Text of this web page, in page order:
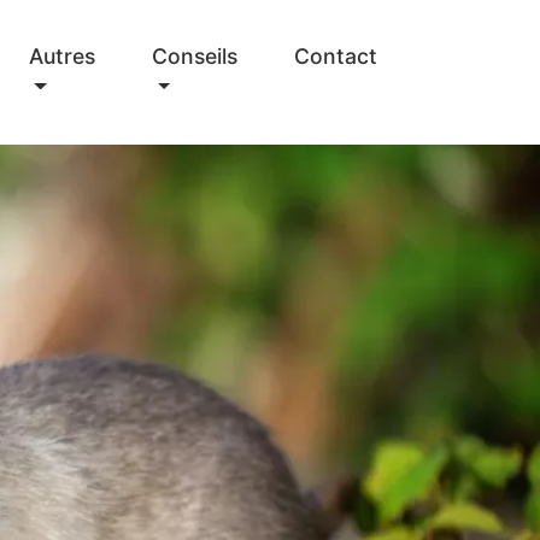
Autres Conseils Contact